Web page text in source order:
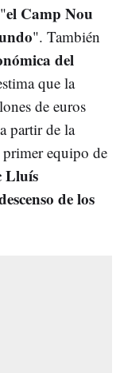
el Camp Nou
". También
del
que la
de euros
partir de la
equipo de
Lluís
de los